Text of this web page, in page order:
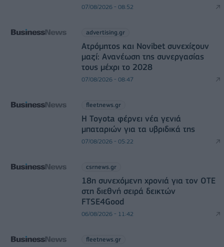
07/08/2026 - 08:52
advertising.gr
Ατρόμητος και Novibet συνεχίζουν
μαζί: Ανανέωση της συνεργασίας
τους μέχρι το 2028
07/08/2026 - 08:47
fleetnews.gr
Η Toyota φέρνει νέα γενιά
μπαταριών για τα υβριδικά της
07/08/2026 - 05:22
csrnews.gr
18η συνεχόμενη χρονιά για τον ΟΤΕ
στη διεθνή σειρά δεικτών
FTSE4Good
06/08/2026 - 11:42
fleetnews.gr